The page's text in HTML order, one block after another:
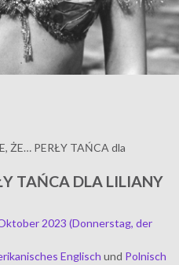
ŻE… PERŁY TAŃCA dla
TAŃCA DLA LILIANY
2023 (Donnerstag, der
Englisch und Polnisch